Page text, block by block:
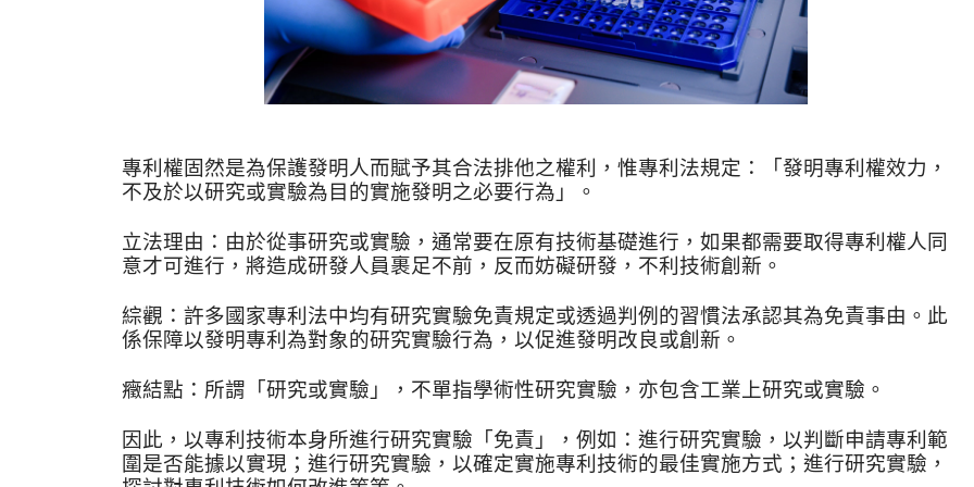
專利權固然是為保護發明人而賦予其合法排他之權利，惟專利法規定：「發明專利權效力，
不及於以研究或實驗為目的實施發明之必要行為」。
立法理由：由於從事研究或實驗，通常要在原有技術基礎進行，如果都需要取得專利權人同
意才可進行，將造成研發人員裹足不前，反而妨礙研發，不利技術創新。
綜觀：許多國家專利法中均有研究實驗免責規定或透過判例的習慣法承認其為免責事由。此
係保障以發明專利為對象的研究實驗行為，以促進發明改良或創新。
癥結點：所謂「研究或實驗」，不單指學術性研究實驗，亦包含工業上研究或實驗。
因此，以專利技術本身所進行研究實驗「免責」，例如：進行研究實驗，以判斷申請專利範
圍是否能據以實現；進行研究實驗，以確定實施專利技術的最佳實施方式；進行研究實驗，